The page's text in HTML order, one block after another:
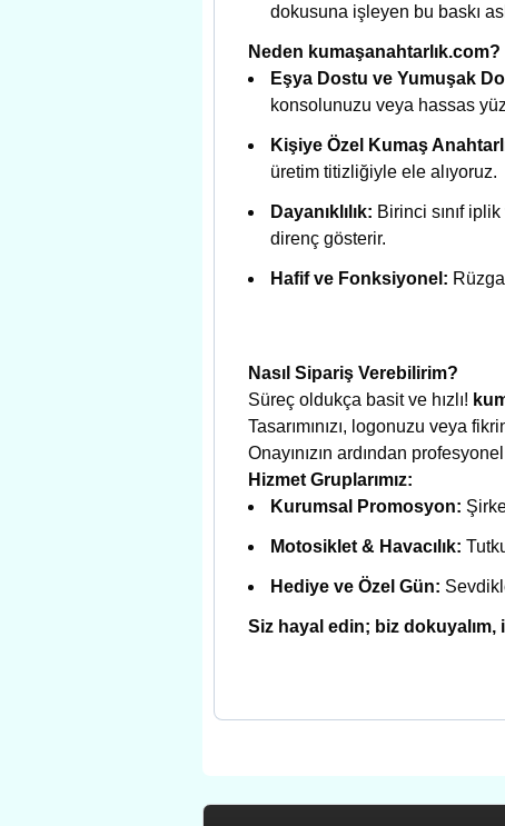
dokusuna işleyen bu baskı
Neden kumaşanahtarlık.com?
Eşya Dostu ve Yumuşak
konsolunuzu veya hassas
Kişiye Özel Kumaş
üretim titizliğiyle ele alıyoruz.
Dayanıklılık: Birinci sınıf
direnç gösterir.
Hafif ve Fonksiyonel:
Nasıl Sipariş Verebilirim?
Süreç oldukça basit ve hızlı!
Tasarımınızı, logonuzu veya
Onayınızın ardından
Hizmet Gruplarımız:
Kurumsal Promosyon:
Motosiklet & Havacılık:
Hediye ve Özel Gün:
Siz hayal edin; biz dokuyalım,